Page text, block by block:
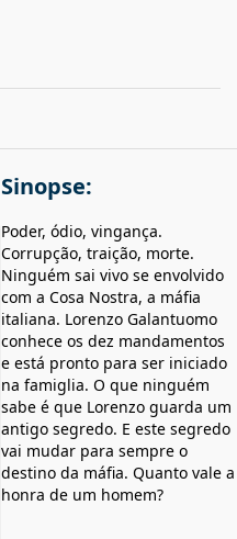
Sinopse:
Poder, ódio, vingança.
Corrupção, traição, morte.
Ninguém sai vivo se envolvido
com a Cosa Nostra, a máfia
italiana. Lorenzo Galantuomo
conhece os dez mandamentos
e está pronto para ser iniciado
na famiglia. O que ninguém
sabe é que Lorenzo guarda um
antigo segredo. E este segredo
vai mudar para sempre o
destino da máfia. Quanto vale a
honra de um homem?